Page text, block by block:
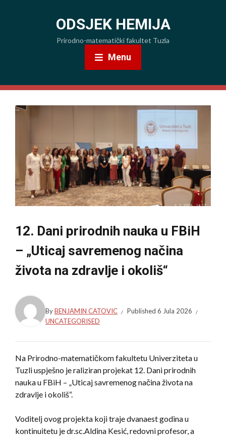
ODSJEK HEMIJA
Prirodno-matematički fakultet Tuzla
Menu
12. Dani prirodnih nauka u FBiH
– „Uticaj savremenog načina
života na zdravlje i okoliš“
ByBENJAMIN CATOVIC Published 6 Jula 2026
UNCATEGORISED
Na Prirodno-matematičkom fakultetu Univerziteta u
Tuzli uspješno je raliziran projekat 12. Dani prirodnih
nauka u FBiH – „Uticaj savremenog načina života na
zdravlje i okoliš“.
Voditelj ovog projekta koji traje dvanaest godina u
kontinuitetu je dr.sc.Aldina Kesić, redovni profesor, a